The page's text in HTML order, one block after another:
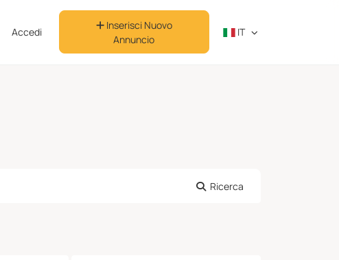
Accedi
Inserisci Nuovo
Annuncio
IT
Ricerca